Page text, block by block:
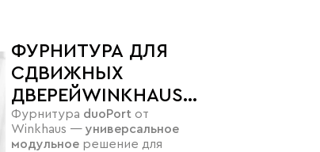
ФУРНИТУРА ДЛЯ
СДВИЖНЫХ
ДВЕРЕЙWINKHAUS
DUOPORT
Фурнитура duoPort
Winkhaus — универсальное
модульное